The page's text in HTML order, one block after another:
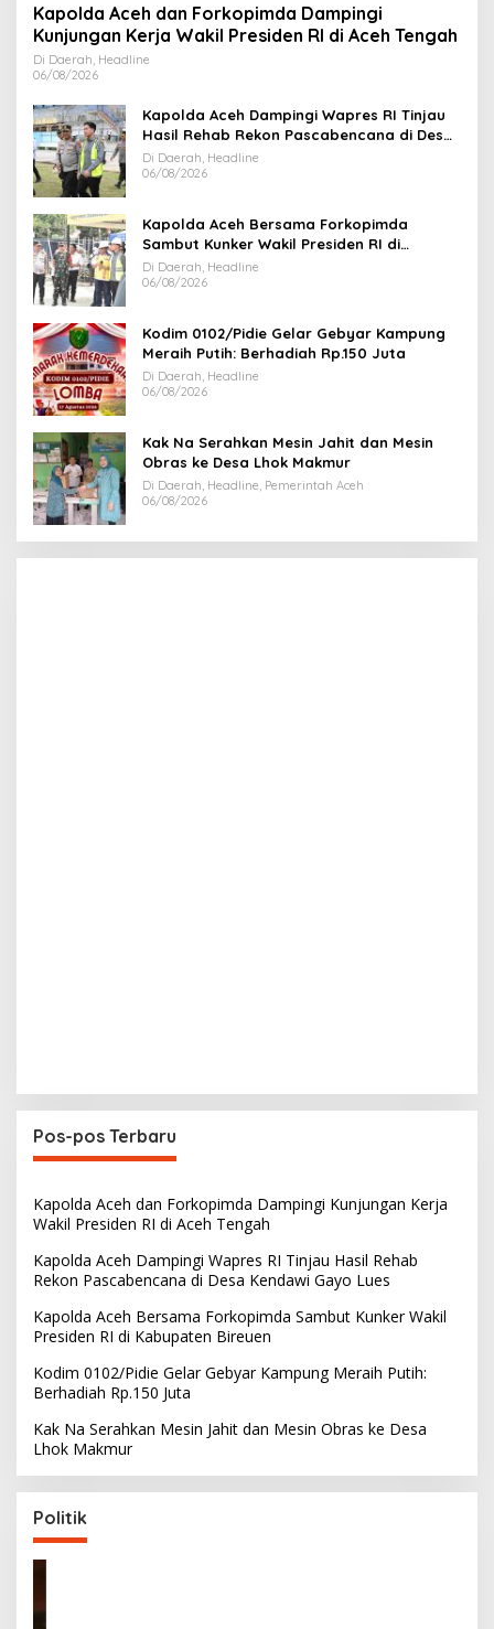
Kapolda Aceh dan Forkopimda Dampingi
Kunjungan Kerja Wakil Presiden RI di Aceh Tengah
Di Daerah, Headline
06/08/2026
Kapolda Aceh Dampingi Wapres RI Tinjau
Hasil Rehab Rekon Pascabencana di Desa
Kendawi Gayo Lues
Di Daerah, Headline
06/08/2026
Kapolda Aceh Bersama Forkopimda
Sambut Kunker Wakil Presiden RI di
Kabupaten Bireuen
Di Daerah, Headline
06/08/2026
Kodim 0102/Pidie Gelar Gebyar Kampung
Meraih Putih: Berhadiah Rp.150 Juta
Di Daerah, Headline
06/08/2026
Kak Na Serahkan Mesin Jahit dan Mesin
Obras ke Desa Lhok Makmur
Di Daerah, Headline, Pemerintah Aceh
06/08/2026
Pos-pos Terbaru
Kapolda Aceh dan Forkopimda Dampingi Kunjungan Kerja
Wakil Presiden RI di Aceh Tengah
Kapolda Aceh Dampingi Wapres RI Tinjau Hasil Rehab
Rekon Pascabencana di Desa Kendawi Gayo Lues
Kapolda Aceh Bersama Forkopimda Sambut Kunker Wakil
Presiden RI di Kabupaten Bireuen
Kodim 0102/Pidie Gelar Gebyar Kampung Meraih Putih:
Berhadiah Rp.150 Juta
Kak Na Serahkan Mesin Jahit dan Mesin Obras ke Desa
Lhok Makmur
Politik